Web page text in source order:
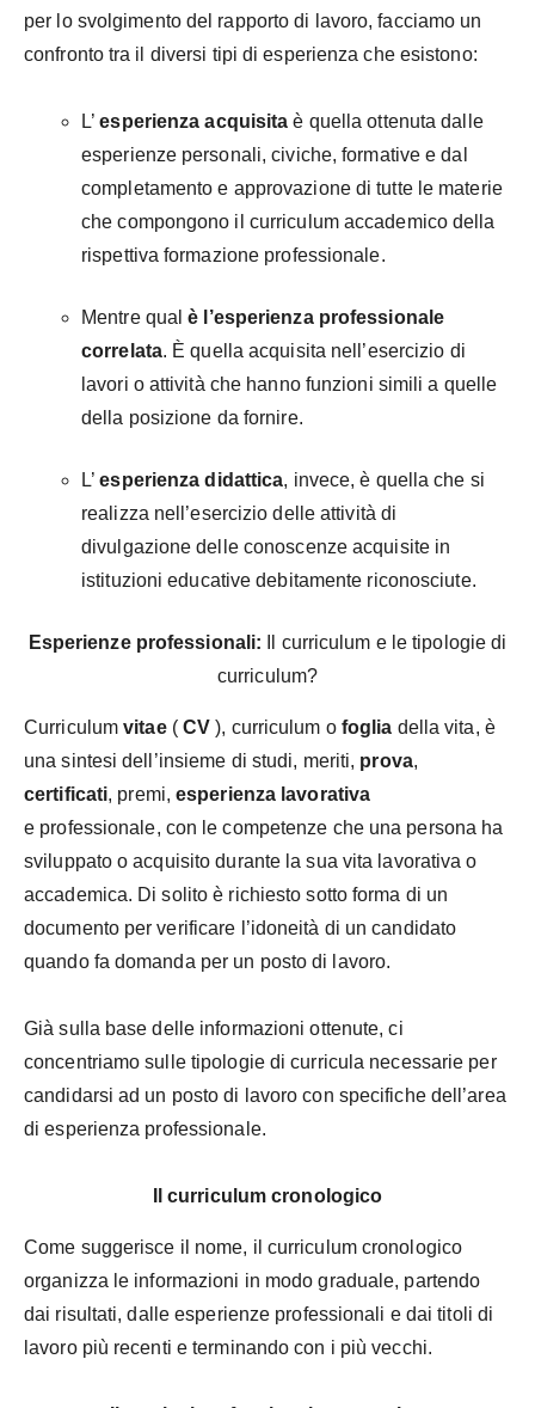
per lo svolgimento del rapporto di lavoro, facciamo un
confronto tra il diversi tipi di esperienza che esistono:
L’esperienza acquisita è quella ottenuta dalle
esperienze personali, civiche, formative e dal
completamento e approvazione di tutte le materie
che compongono il curriculum accademico della
rispettiva formazione professionale.
Mentre qualè l’esperienza professionale
correlata. È quella acquisita nell’esercizio di
lavori o attività che hanno funzioni simili a quelle
della posizione da fornire.
L’esperienza didattica, invece, è quella che si
realizza nell’esercizio delle attività di
divulgazione delle conoscenze acquisite in
istituzioni educative debitamente riconosciute.
Esperienze professionali: Il curriculum e le tipologie di
curriculum?
Curriculumvitae( CV ), curriculum o foglia della vita, è
una sintesi dell’insieme di studi, meriti, prova,
certificati, premi,esperienza lavorativa
e professionale, con le competenze che una persona ha
sviluppato o acquisito durante la sua vita lavorativa o
accademica. Di solito è richiesto sotto forma di un
documento per verificare l’idoneità di un candidato
quando fa domanda per un posto di lavoro.
Già sulla base delle informazioni ottenute, ci
concentriamo sulle tipologie di curricula necessarie per
candidarsi ad un posto di lavoro con specifiche dell’area
di esperienza professionale.
Il curriculum cronologico
Come suggerisce il nome, il curriculum cronologico
organizza le informazioni in modo graduale, partendo
dai risultati, dalle esperienze professionali e dai titoli di
lavoro più recenti e terminando con i più vecchi.